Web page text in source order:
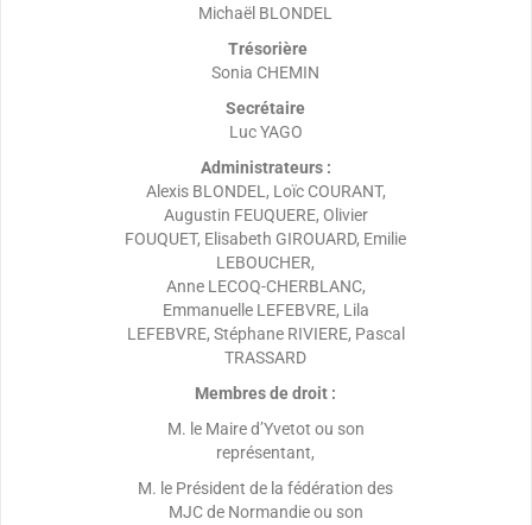
Michaël BLONDEL
Trésorière
Sonia CHEMIN
Secrétaire
Luc YAGO
Administrateurs :
Alexis BLONDEL, Loïc COURANT,
Augustin FEUQUERE, Olivier
FOUQUET, Elisabeth GIROUARD, Emilie
LEBOUCHER,
Anne LECOQ-CHERBLANC,
Emmanuelle LEFEBVRE, Lila
LEFEBVRE, Stéphane RIVIERE, Pascal
TRASSARD
Membres de droit :
M. le Maire d’Yvetot ou son
représentant,
M. le Président de la fédération des
MJC de Normandie ou son